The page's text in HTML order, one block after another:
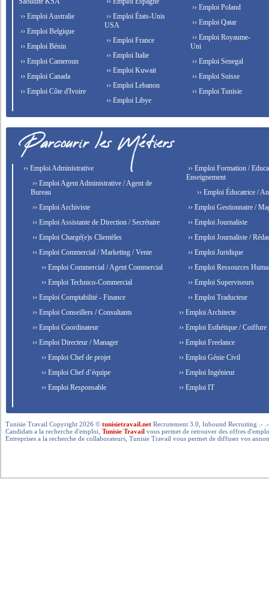
›› Emploi Australie
›› Emploi Belgique
›› Emploi Bénin
›› Emploi Cameroun
›› Emploi Canada
›› Emploi Côte d'Ivoire
›› Emploi États-Unis
USA
›› Emploi France
›› Emploi Italie
›› Emploi Kuwait
›› Emploi Lebanon
›› Emploi Libye
›› Emploi Poland
›› Emploi Qatar
›› Emploi Royaume-
Uni
›› Emploi Senegal
›› Emploi Suisse
›› Emploi Tunisie
›› Emploi Administrative
›› Emploi Agent Administrative / Agent de
Bureau
›› Emploi Archiviste
›› Emploi Assistante de Direction / Secrétaire
›› Emploi Chargé(e)s Clientèles
›› Emploi Commercial / Marketing / Vente
›› Emploi Commercial / Agent Commercial
›› Emploi Technico-Commercial
›› Emploi Comptabilité - Finance
›› Emploi Conseillers / Consultants
›› Emploi Coordinateur
›› Emploi Directeur / Manager
›› Emploi Chef de projet
›› Emploi Chef d’équipe
›› Emploi Responsable
›› Emploi Formation /
Enseignement
›› Emploi Éducatrice /
›› Emploi Gestionnaire /
›› Emploi Journaliste
›› Emploi Journaliste /
›› Emploi Juridique
›› Emploi Ressources
›› Emploi Superviseurs
›› Emploi Traducteur
›› Emploi Architecte
›› Emploi Esthétique / Coiffure
›› Emploi Freelance
›› Emploi Génie Civil
›› Emploi Ingénieur
›› Emploi IT
Tunisie Travail Copyright 2026 ©tunisietravail.net Recrutement 3.0, Inbound Recruiting .-
Candidats a la recherche d'emploi,Tunisie Travail vous permet de retrouver des offres
Entreprises a la recherche de collaborateurs, Tunisie Travail vous permet de diffuser vos